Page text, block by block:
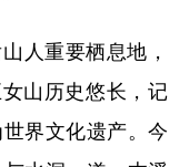
人重要栖息地，
山历史悠长，记
界文化遗产。今